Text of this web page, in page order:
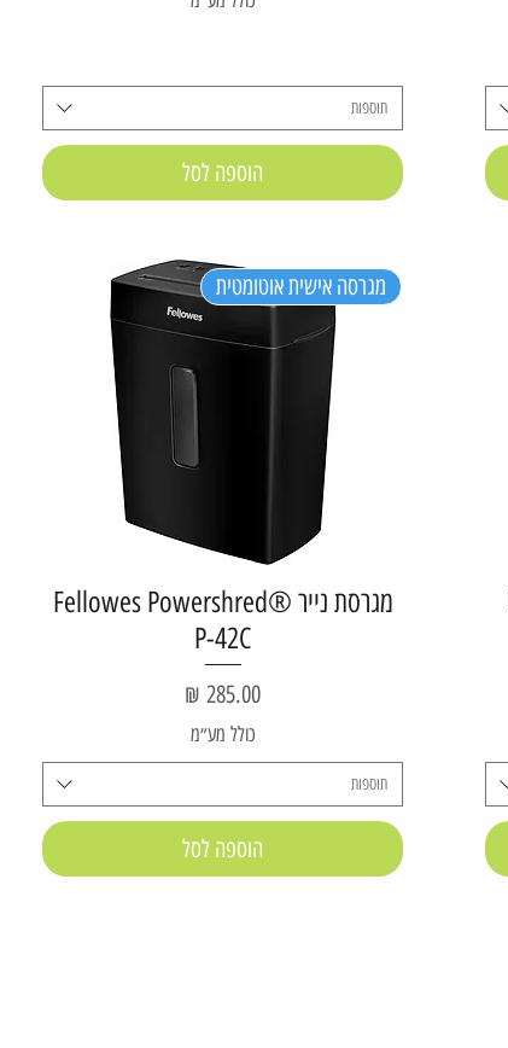
תוספות
הוספה לסל
מגרסה אישית אוטומטית
מגרסת נייר Fellowes Powershred®
P-42C
מחיר
כולל מע״מ
תוספות
הוספה לסל